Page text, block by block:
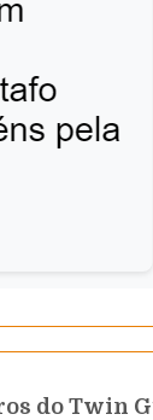
do Twin